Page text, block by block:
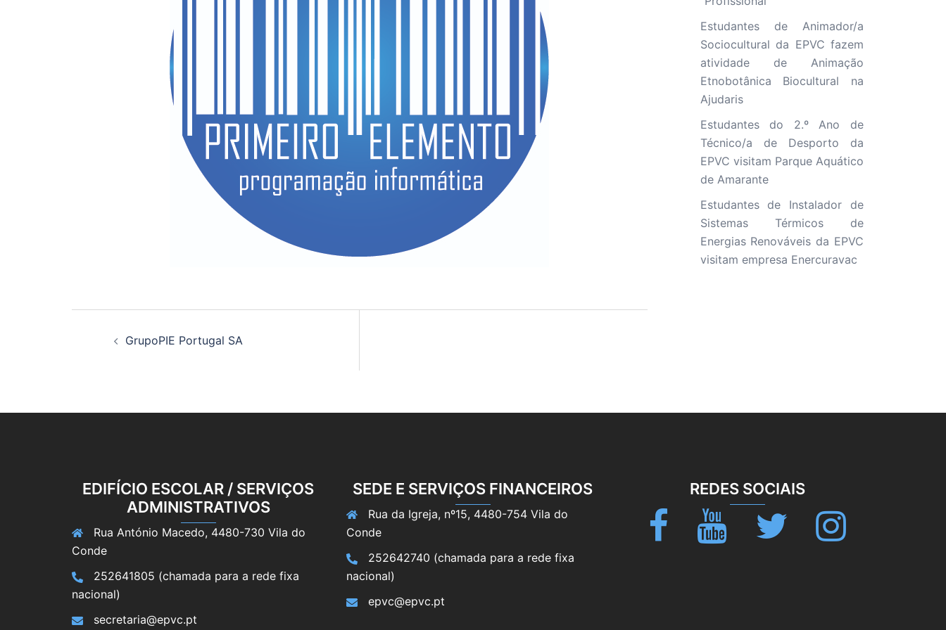
GrupoPIE Portugal SA
Estudantes de Animador/a
Sociocultural da EPVC fazem
atividade de Animação
Etnobotânica Biocultural na
Ajudaris
Estudantes do 2.º Ano de
Técnico/a de Desporto da
EPVC visitam Parque Aquático
de Amarante
Estudantes de Instalador de
Sistemas Térmicos de
Energias Renováveis da EPVC
visitam empresa Enercuravac
EDIFÍCIO ESCOLAR / SERVIÇOS
ADMINISTRATIVOS
Rua António Macedo, 4480-730 Vila do
Conde
252641805 (chamada para a rede fixa
nacional)
secretaria@epvc.pt
SEDE E SERVIÇOS FINANCEIROS
Rua da Igreja, nº15, 4480-754 Vila do
Conde
252642740 (chamada para a rede fixa
nacional)
epvc@epvc.pt
REDES SOCIAIS
Facebook Youtube Twitter